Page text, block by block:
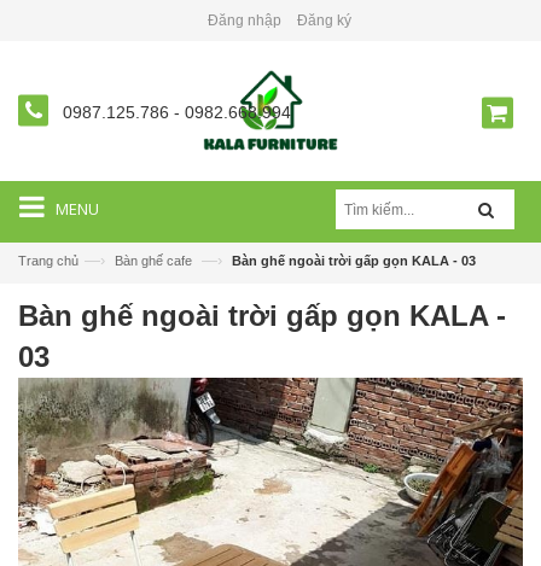
Đăng nhập Đăng ký
0987.125.786 - 0982.668.994
MENU
Trang chủ —› Bàn ghế cafe —› Bàn ghế ngoài trời gấp gọn KALA - 03
Bàn ghế ngoài trời gấp gọn KALA -
03